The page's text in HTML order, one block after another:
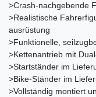
>Crash-nachgebende
>Realistische
ausrüstung
>Funktionelle,
>Kettenantrieb mit
>Startständer im
>Bike-Ständer im
>Vollständig montiert